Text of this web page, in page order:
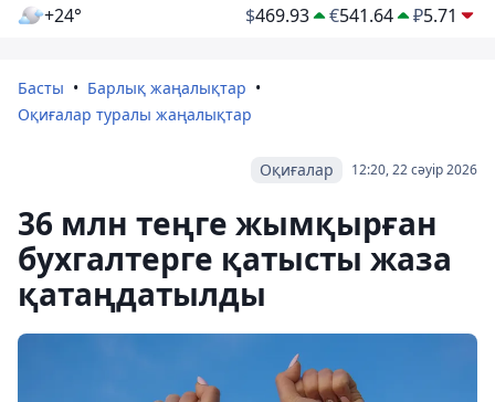
+24° $469.93 €541.64 ₽5.71
Басты
Барлық жаңалықтар
Оқиғалар туралы жаңалықтар
12:20, 22 сәуір 2026
Оқиғалар
36 млн теңге жымқырған
бухгалтерге қатысты жаза
қатаңдатылды